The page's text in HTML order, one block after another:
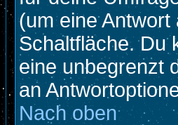
(um eine
Schaltfläche. Du
eine unbegrenzt
an
Nach oben